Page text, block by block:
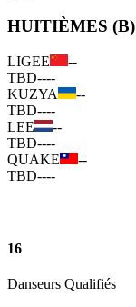
HUITIÈMES (B)
LIGEE
--
TBD----
KUZYA
--
TBD----
LEE
--
TBD----
QUAKE
--
TBD----
16
Danseurs Qualifiés